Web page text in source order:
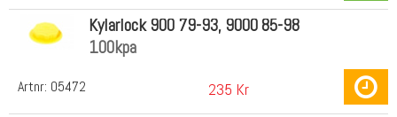
Artnr: 05472
Kylarlock 900 79-93, 9000 85-98
100kpa
235 Kr